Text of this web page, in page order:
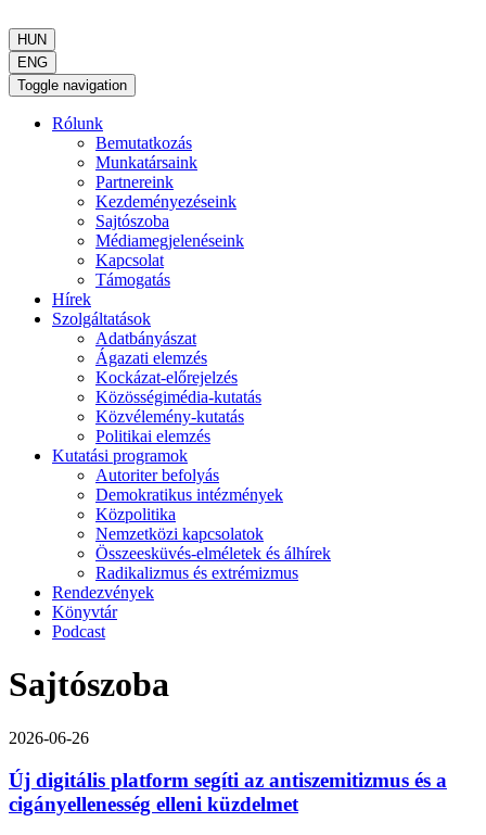
HUN
ENG
Toggle navigation
Rólunk
Bemutatkozás
Munkatársaink
Partnereink
Kezdeményezéseink
Sajtószoba
Médiamegjelenéseink
Kapcsolat
Támogatás
Hírek
Szolgáltatások
Adatbányászat
Ágazati elemzés
Kockázat-előrejelzés
Közösségimédia-kutatás
Közvélemény-kutatás
Politikai elemzés
Kutatási programok
Autoriter befolyás
Demokratikus intézmények
Közpolitika
Nemzetközi kapcsolatok
Összeesküvés-elméletek és álhírek
Radikalizmus és extrémizmus
Rendezvények
Könyvtár
Podcast
Sajtószoba
2026-06-26
Új digitális platform segíti az antiszemitizmus és a
cigányellenesség elleni küzdelmet